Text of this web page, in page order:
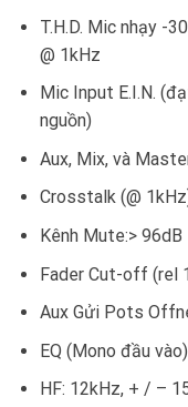
T.H.D. Mic nhạy -
@ 1kHz
Mic Input E.I.N.
nguồn)
Aux, Mix, và
Crosstalk (@
Kênh Mute:> 96dB
Fader Cut-off (rel
Aux Gửi Pots
EQ (Mono đầu vào)
HF: 12kHz, + / –